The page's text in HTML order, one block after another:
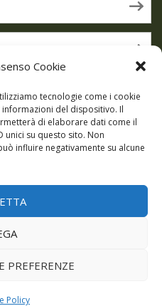
Cookie
tecnologie come i cookie
del dispositivo. Il
di elaborare dati come il
unici su questo sito. Non
influire negativamente su alcune
PREFERENZE
Policy
Cookie Policy (UE)